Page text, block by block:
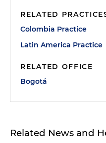
RELATED
Colombia Practice
Latin America Practice
RELATED OFFICE
Bogotá
Related News and